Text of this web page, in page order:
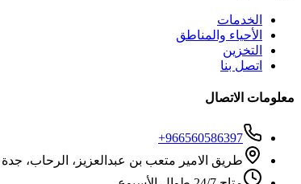
الخدمات
الأحياء والمناطق
التخزين
اتصل بنا
معلومات الاتصال
+966560586397
طريق الامير متعب بن عبدالعزيز، الرحاب، جدة 23344، السعودية